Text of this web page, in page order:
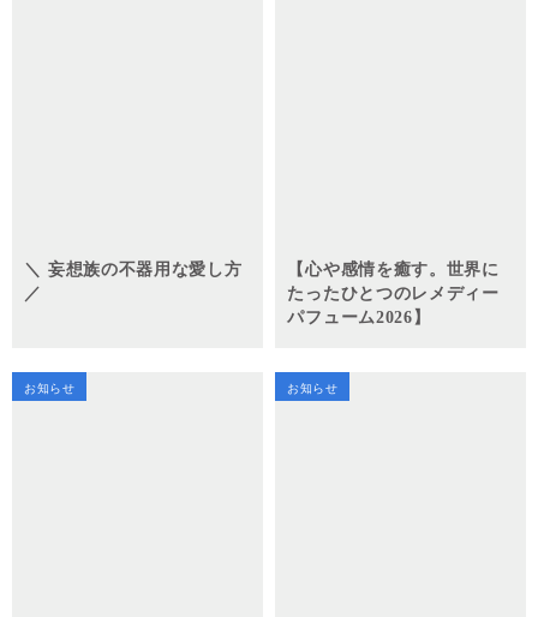
＼ 妄想族の不器用な愛し方
／
【心や感情を癒す。世界に
たったひとつのレメディー
パフューム2026】
お知らせ お知らせ